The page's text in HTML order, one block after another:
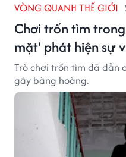
VÒNG QUANH THẾ GIỚI
Chơi trốn tìm
mặt' phát hiện sự
Trò chơi trốn tìm đã dẫn
gây bàng hoàng.